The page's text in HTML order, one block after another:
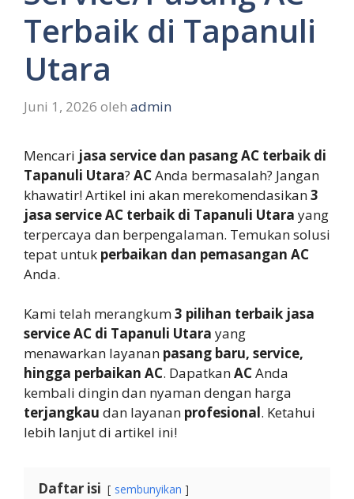
Terbaik di Tapanuli
Utara
Juni 1, 2026 oleh admin
Mencari jasa service dan pasang AC terbaik di
Tapanuli Utara? ACAnda bermasalah? Jangan
khawatir! Artikel ini akan merekomendasikan3
jasa service AC terbaik di Tapanuli Utara yang
terpercaya dan berpengalaman. Temukan solusi
tepat untuk perbaikan dan pemasangan AC
Anda.
Kami telah merangkum3 pilihan terbaik jasa
service AC di Tapanuli Utara yang
menawarkan layanan pasang baru, service,
hingga perbaikan AC. DapatkanACAnda
kembali dingin dan nyaman dengan harga
terjangkau dan layanan profesional. Ketahui
lebih lanjut di artikel ini!
Daftar isi sembunyikan